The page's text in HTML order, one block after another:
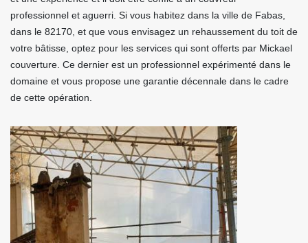
professionnel et aguerri. Si vous habitez dans la ville de Fabas,
dans le 82170, et que vous envisagez un rehaussement du toit de
votre bâtisse, optez pour les services qui sont offerts par Mickael
couverture. Ce dernier est un professionnel expérimenté dans le
domaine et vous propose une garantie décennale dans le cadre
de cette opération.